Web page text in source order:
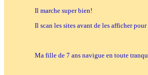
Il marche super bien!
Il scan les sites avant de les afficher
Ma fille de 7 ans navigue en toute